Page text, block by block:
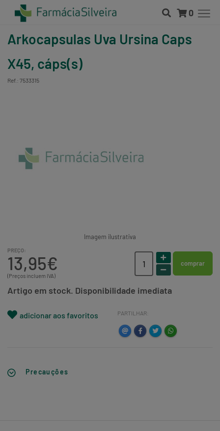
0
Arkocapsulas Uva Ursina Caps
X45, cáps(s)
Ref.: 7533315
Imagem ilustrativa
PREÇO:
13,95€
(Preços incluem IVA)
comprar
Artigo em stock. Disponibilidade imediata
adicionar aos favoritos PARTILHAR:
Precauções